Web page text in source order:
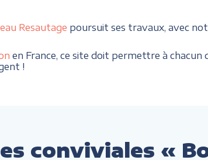
Resautage poursuit ses travaux, avec
en France, ce site doit permettre à chacun
!
conviviales «